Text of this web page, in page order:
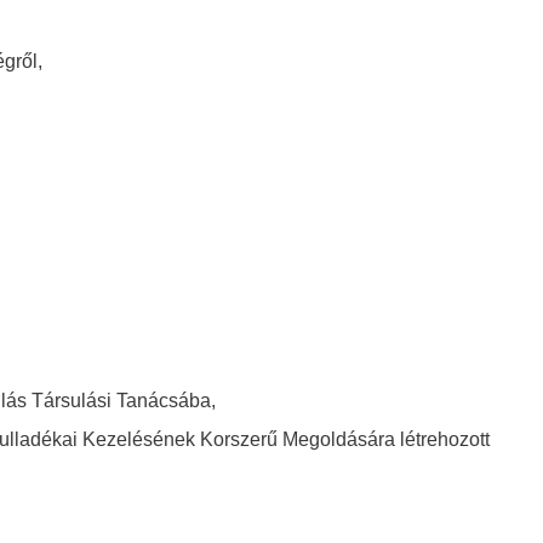
Társulási Tanácsába,
Kezelésének Korszerű Megoldására létrehozott